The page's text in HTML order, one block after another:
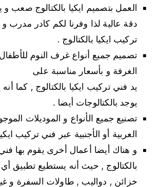
العمل بتصميم ايكيا بالكتالوج صعب و
دقة عالية لذا وفرنا لكم كادر
تركيب ايكيا بالكتالوج .
تصميم جميع أنواع غرف النوم
الغرفة و بأسعار مناسبة على
يد فني تركيب ايكيا بالكتالوج , كما
يوجد بالكتالوجات أيضا .
تصنيع جميع الأنواع و الموديلات
العربية أو الأجنبية عبر فني تركيب
و هناك أيضا أعمال أخرى يقوم بها
بالكتالوج , حيث أنه يستطيع تطبيق
خزائن , دواليب , طاولات السفرة و